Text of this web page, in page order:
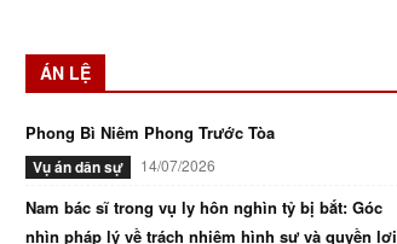
ÁN LỆ
Phong Bì Niêm Phong Trước Tòa
Vụ án dân sự 14/07/2026
Nam bác sĩ trong vụ ly hôn nghìn tỷ bị bắt: Góc
nhìn pháp lý về trách nhiệm hình sự và quyền lợi